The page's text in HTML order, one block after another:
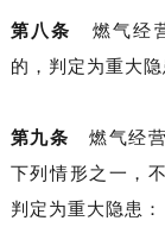
第八条
燃气经
的，判定为重大隐
第九条 燃气经营
下列情形之一，
判定为重大隐患：